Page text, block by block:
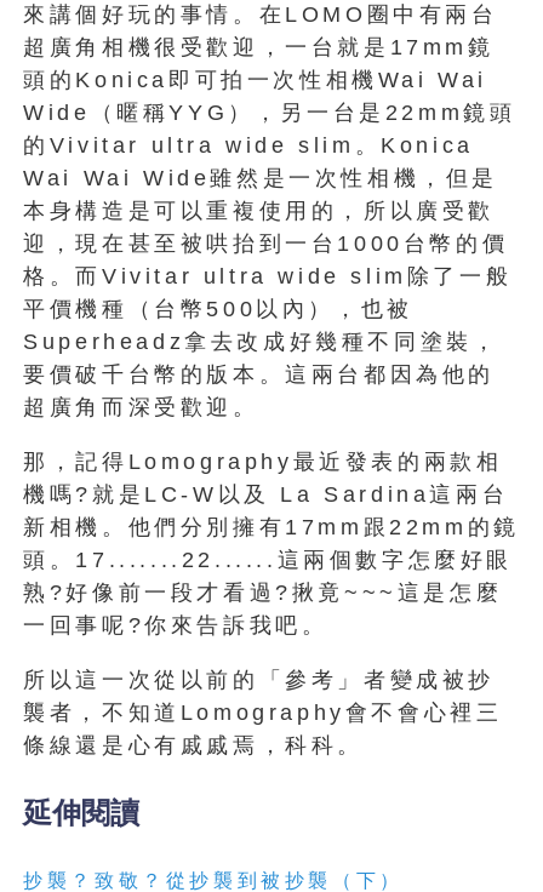
來講個好玩的事情。在LOMO圈中有兩台
超廣角相機很受歡迎，一台就是17mm鏡
頭的Konica即可拍一次性相機Wai Wai
Wide（暱稱YYG），另一台是22mm鏡頭
的Vivitar ultra wide slim。Konica
Wai Wai Wide雖然是一次性相機，但是
本身構造是可以重複使用的，所以廣受歡
迎，現在甚至被哄抬到一台1000台幣的價
格。而Vivitar ultra wide slim除了一般
平價機種（台幣500以內），也被
Superheadz拿去改成好幾種不同塗裝，
要價破千台幣的版本。這兩台都因為他的
超廣角而深受歡迎。
那，記得Lomography最近發表的兩款相
機嗎?就是LC-W以及 La Sardina這兩台
新相機。他們分別擁有17mm跟22mm的鏡
頭。17.......22......這兩個數字怎麼好眼
熟?好像前一段才看過?揪竟~~~這是怎麼
一回事呢?你來告訴我吧。
所以這一次從以前的「參考」者變成被抄
襲者，不知道Lomography會不會心裡三
條線還是心有戚戚焉，科科。
延伸閱讀
抄襲？致敬？從抄襲到被抄襲（下）